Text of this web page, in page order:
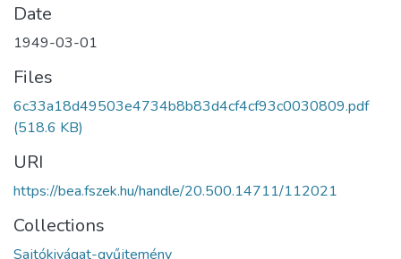
Date
1949-03-01
Files
6c33a18d49503e4734b8b83d4cf4cf93c0030809.pdf
(518.6 KB)
URI
https://bea.fszek.hu/handle/20.500.14711/112021
Collections
Sajtókivágat-gyűjtemény